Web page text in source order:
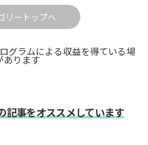
リートップへ
グラムによる収益を得ている場
あります
記事をオススメしています